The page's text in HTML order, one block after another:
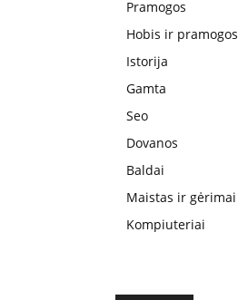
Pramogos
Hobis ir pramogos
Istorija
Gamta
Seo
Dovanos
Baldai
Maistas ir gėrimai
Kompiuteriai